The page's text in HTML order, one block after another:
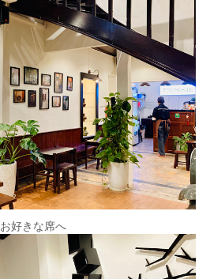
お好きな席へ